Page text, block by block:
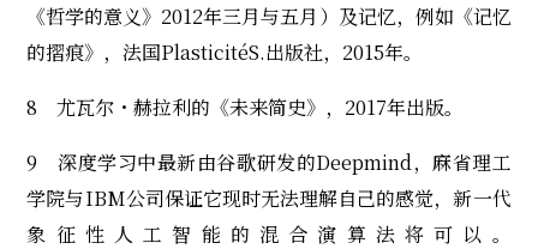
《哲学的意义》2012年三月与五月）及记忆，例如《记忆
的摺痕》，法国PlasticitéS.出版社，2015年。
8 尤瓦尔・赫拉利的《未来简史》，2017年出版。
9 深度学习中最新由谷歌研发的Deepmind，麻省理工
学院与IBM公司保证它现时无法理解自己的感觉，新一代
象征性人工智能的混合演算法将可以。